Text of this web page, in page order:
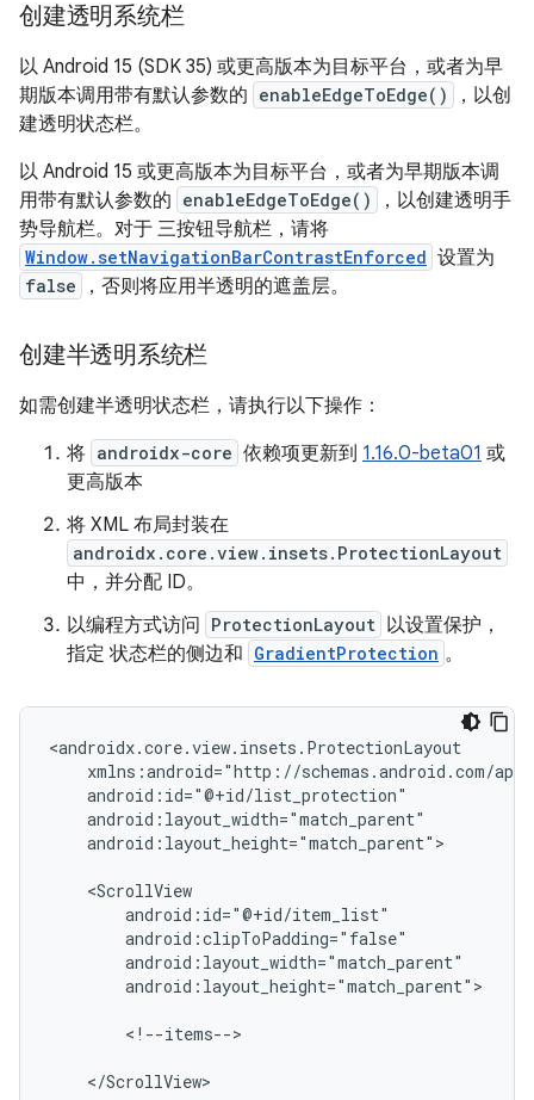
创建透明系统栏
以 Android 15 (SDK 35) 或更高版本为目标平台，或者为早
期版本调用带有默认参数的 enableEdgeToEdge()
，以创
建透明状态栏。
以 Android 15 或更高版本为目标平台，或者为早期版本调
用带有默认参数的 enableEdgeToEdge()
，以创建透明手
势导航栏。对于 三按钮导航栏，请将
Window.setNavigationBarContrastEnforced 设置为
false ，否则将应用半透明的遮盖层。
创建半透明系统栏
如需创建半透明状态栏，请执行以下操作：
将 androidx-core 依赖项更新到 1.16.0-beta01 或
更高版本
将 XML 布局封装在
androidx.core.view.insets.ProtectionLayout
中，并分配 ID。
以编程方式访问
ProtectionLayout 以设置保护，
指定 状态栏的侧边和 GradientProtection 。
android:layout_height="match_parent">
android:layout_height="match_parent">
<!--items-->
</ScrollView>